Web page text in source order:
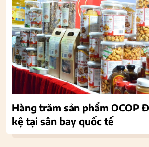
Hàng trăm sản phẩm OCOP
kệ tại sân bay quốc tế